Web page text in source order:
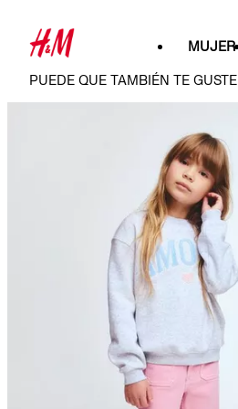
MUJER
PUEDE QUE TAMBIÉN TE GUSTE